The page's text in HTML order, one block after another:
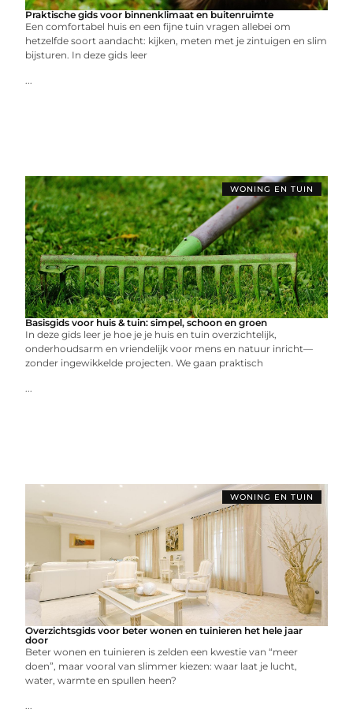
Praktische gids voor binnenklimaat en buitenruimte
Een comfortabel huis en een fijne tuin vragen allebei om
hetzelfde soort aandacht: kijken, meten met je zintuigen en slim
bijsturen. In deze gids leer
...
WONING EN TUIN
Basisgids voor huis & tuin: simpel, schoon en groen
In deze gids leer je hoe je je huis en tuin overzichtelijk,
onderhoudsarm en vriendelijk voor mens en natuur inricht—
zonder ingewikkelde projecten. We gaan praktisch
...
WONING EN TUIN
Overzichtsgids voor beter wonen en tuinieren het hele jaar
door
Beter wonen en tuinieren is zelden een kwestie van “meer
doen”, maar vooral van slimmer kiezen: waar laat je lucht,
water, warmte en spullen heen?
...